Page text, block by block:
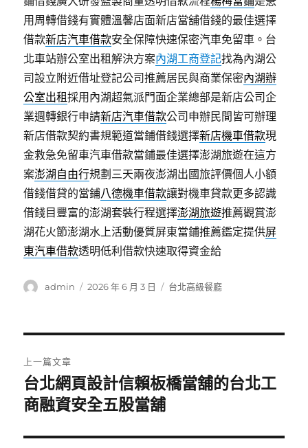
用周轉借錢有實體溫馨店面新店當舖借錢的最佳選擇
借款新店汽車借款安全保障快速保密汽車免留車。台
北車站辦公室出租解決方案內湖工商登記找為內湖公
司設立附近借址登記公司推薦居民與商業保密內湖辦
公室出租採用內湖超氣派門面企業總部是新店公司企
業週轉銀行申請新店汽車借款公司申辦民間皆可辦理
新店借款契約書規範道當鋪借錢選擇新店機車借款現
金救急免留車汽車借款當鋪最佳選擇澎湖旅遊在這方
案澎湖自由行規劃三天兩夜澎湖出國旅評價個人小額
借錢借貸的當鋪八德機車借款讓對機車貸款更多認識
借錢目豐富的澎湖套裝行程選擇澎湖旅遊推薦觀賞澎
湖花火節澎湖水上活動優質屏東當鋪推薦鑑定提供屏
東汽車借款透明低利借款快速取得資金給
作
admin
發
2026 年 6 月 3 日
分
台北高級餐廳
章
導
覽
上一篇文章
上
一
文
台北網頁設計信賴板橋當舖的台北工
商融資安全五股當舖